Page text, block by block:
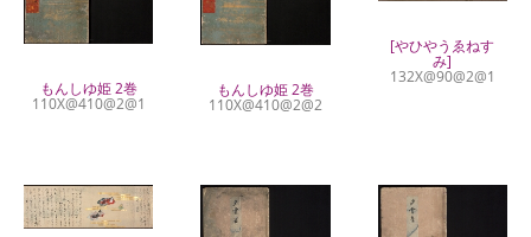
もんしゆ姫 2巻
110X@410@2@1
もんしゆ姫 2巻
110X@410@2@2
[やひやうゑねす
み]
132X@90@2@1